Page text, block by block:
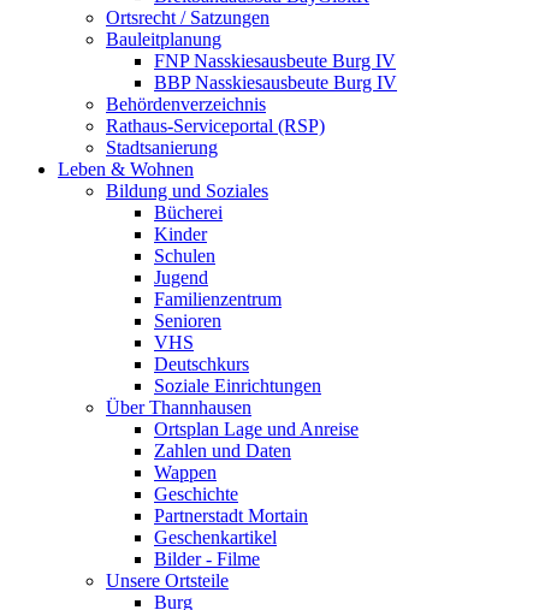
Ortsrecht / Satzungen
Bauleitplanung
FNP Nasskiesausbeute Burg IV
BBP Nasskiesausbeute Burg IV
Behördenverzeichnis
Rathaus-Serviceportal (RSP)
Stadtsanierung
Leben & Wohnen
Bildung und Soziales
Bücherei
Kinder
Schulen
Jugend
Familienzentrum
Senioren
VHS
Deutschkurs
Soziale Einrichtungen
Über Thannhausen
Ortsplan Lage und Anreise
Zahlen und Daten
Wappen
Geschichte
Partnerstadt Mortain
Geschenkartikel
Bilder - Filme
Unsere Ortsteile
Burg